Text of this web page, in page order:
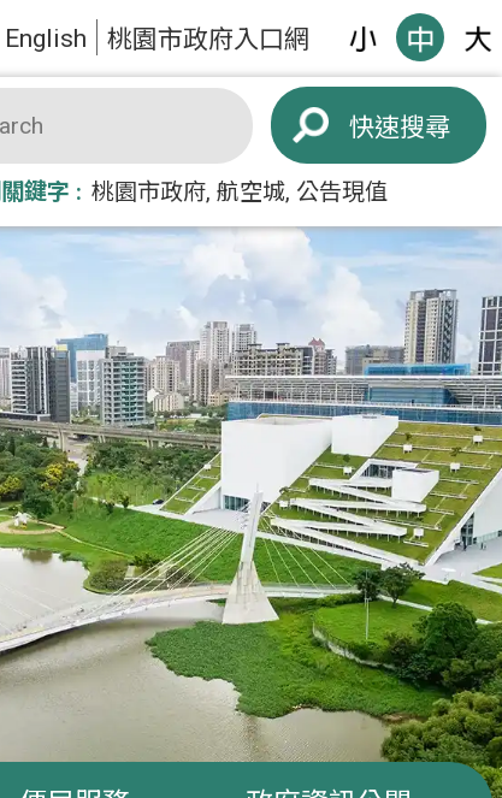
English 桃園市政府入口網
搜尋
鍵字 桃園市政府 航空城 公告現值